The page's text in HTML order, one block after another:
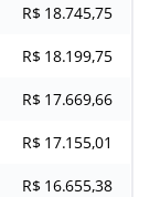
R$ 18.745,75
R$ 18.199,75
R$ 17.669,66
R$ 17.155,01
R$ 16.655,38